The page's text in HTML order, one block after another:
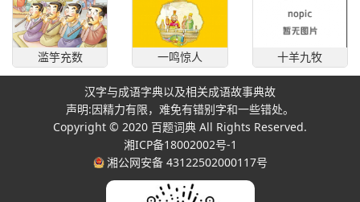
滥竽充数 一鸣惊人 十羊九牧
汉字与成语字典以及相关成语故事典故
声明:因精力有限，难免有错别字和一些错处。
Copyright © 2020 百题词典 All Rights Reserved.
湘ICP备18002002号-1
湘公网安备 43122502000117号